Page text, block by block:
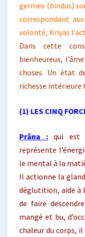
germes (bindus)
correspondant
volonté, Kriyas
Dans cette
bienheureux,
choses. Un état
richesse
(1) LES CINQ
Prâna : qui est
représente
le mental à la
Il actionne la
déglutition, aide à
de faire
mangé et bu,
chaleur du corps,